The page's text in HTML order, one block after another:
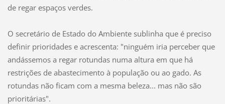
de regar espaços verdes.
O secretário de Estado do Ambiente sublinha que é preciso
definir prioridades e acrescenta: "ninguém iria perceber que
andássemos a regar rotundas numa altura em que há
restrições de abastecimento à população ou ao gado. As
rotundas não ficam com a mesma beleza... mas não são
prioritárias".